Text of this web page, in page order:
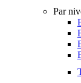
Par